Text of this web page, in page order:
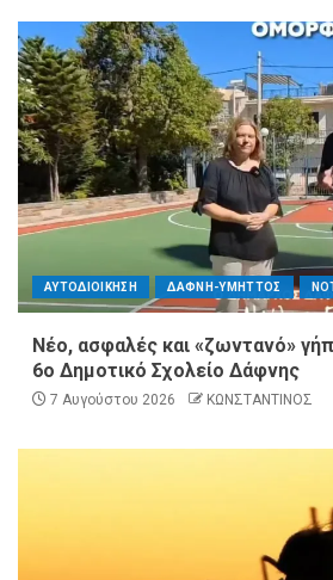
ΑΥΤΟΔΙΟΙΚΗΣΗ ΔΑΦΝΗ-ΥΜΗΤΤΟΣ
Νέο, ασφαλές και «ζωντανό»
6ο Δημοτικό Σχολείο Δάφνης
7 Αυγούστου 2026 ΚΩΝΣΤΑΝΤΙΝΟΣ